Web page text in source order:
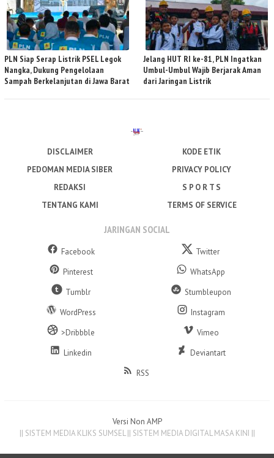
PLN Siap Serap Listrik PSEL Legok
Nangka, Dukung Pengelolaan
Sampah Berkelanjutan di Jawa Barat
Jelang HUT RI ke-81, PLN Ingatkan
Umbul-Umbul Wajib Berjarak Aman
dari Jaringan Listrik
DISCLAIMER
KODE ETIK
PEDOMAN MEDIA SIBER
PRIVACY POLICY
REDAKSI
S P O R T S
TENTANG KAMI
TERMS OF SERVICE
JARINGAN SOCIAL
Facebook
Twitter
Pinterest
WhatsApp
Tumblr
Stumbleupon
WordPress
Instagram
>Dribbble
Vimeo
Linkedin
Deviantart
RSS
Versi Non AMP
|| SISTEM MEDIA KLIKS SUMSEL || SISTEM MEDIA DIGITAL MASA KINI ||